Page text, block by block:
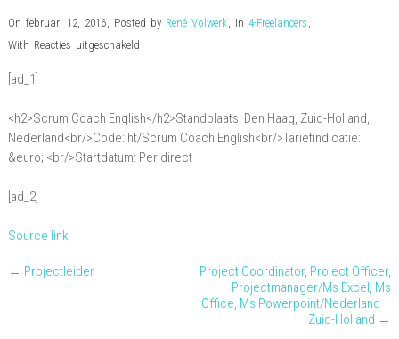
On februari 12, 2016, Posted by René Volwerk, In 4-Freelancers ,
With Reacties uitgeschakeldvoor
Coach
English
[ad_1]
<h2>Scrum Coach English</h2>Standplaats: Den Haag, Zuid-Holland,
Nederland<br/>Code: ht/Scrum Coach English<br/>Tariefindicatie:
&euro; <br/>Startdatum: Per direct
[ad_2]
Source link
← Projectleider
Project Coordinator, Project Officer,
Projectmanager/Ms Excel, Ms
Office, Ms Powerpoint/Nederland –
Zuid-Holland →